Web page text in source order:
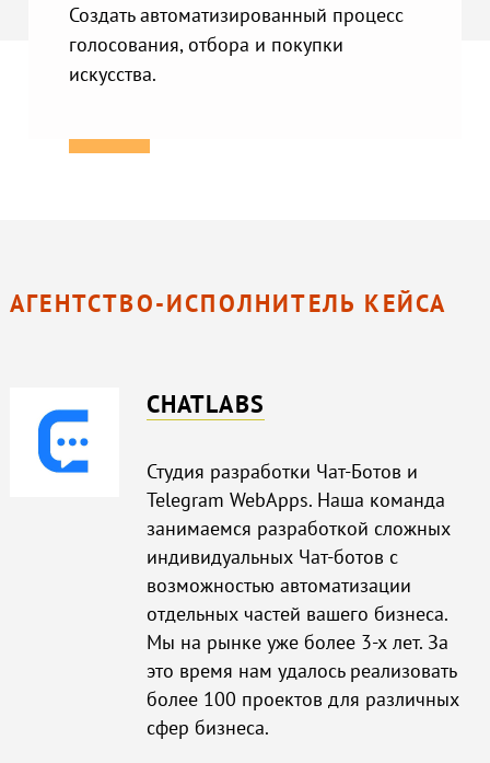
Создать автоматизированный процесс
голосования, отбора и покупки
искусства.
АГЕНТСТВО-ИСПОЛНИТЕЛЬ КЕЙСА
CHATLABS
Студия разработки Чат-Ботов и
Telegram WebApps. Наша команда
занимаемся разработкой сложных
индивидуальных Чат-ботов с
возможностью автоматизации
отдельных частей вашего бизнеса.
Мы на рынке уже более 3-х лет. За
это время нам удалось реализовать
более 100 проектов для различных
сфер бизнеса.